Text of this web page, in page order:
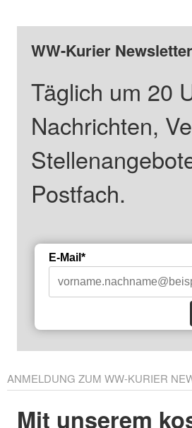
WW-Kurier
Täglich um 20
Nachrichten,
Postfach.
E-Mail*
ANMELDUNG ZUM WW-KURIER
Mit unserem